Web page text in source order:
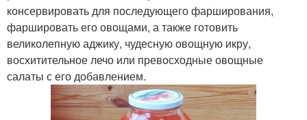
консервировать для последующего фарширования,
фаршировать его овощами, а также готовить
великолепную аджику, чудесную овощную икру,
восхитительное лечо или превосходные овощные
салаты с его добавлением.